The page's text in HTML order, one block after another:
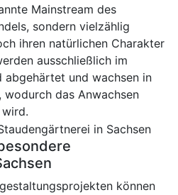
Mainstream des
sondern vielzählig
ihren natürlichen Charakter
ausschließlich im
abgehärtet und wachsen in
wodurch das Anwachsen
können